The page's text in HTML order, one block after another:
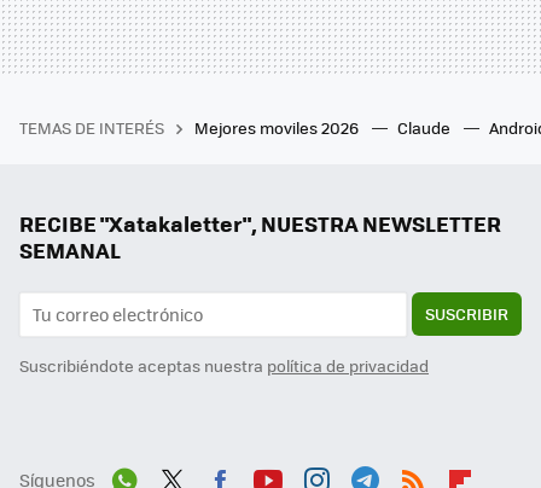
TEMAS DE INTERÉS Mejores moviles 2026 Claude
RECIBE "Xatakaletter", NUESTRA NEWSLETTER
SEMANAL
SUSCRIBIR
Suscribiéndote aceptas nuestra política de privacidad
Síguenos